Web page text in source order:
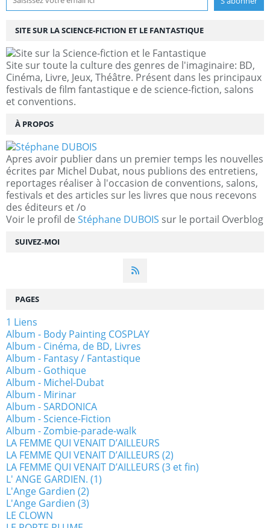
SUIVEZ-MOI
SITE SUR LA SCIENCE-FICTION ET LE FANTASTIQUE
Site sur toute la culture des genres de l'imaginaire: BD,
Cinéma, Livre, Jeux, Théâtre. Présent dans les principaux
festivals de film fantastique e de science-fiction, salons
et conventions.
À PROPOS
Apres avoir publier dans un premier temps les nouvelles
écrites par Michel Dubat, nous publions des entretiens,
reportages réaliser à l'occasion de conventions, salons,
festivals et des articles sur les livres que nous recevons
des éditeurs et /o
Voir le profil de Stéphane DUBOIS sur le portail Overblog
PAGES
1 Liens
Album - Body Painting COSPLAY
Album - Cinéma, de BD, Livres
Album - Fantasy / Fantastique
Album - Gothique
Album - Michel-Dubat
Album - Mirinar
Album - SARDONICA
Album - Science-Fiction
Album - Zombie-parade-walk
LA FEMME QUI VENAIT D’AILLEURS
LA FEMME QUI VENAIT D’AILLEURS (2)
LA FEMME QUI VENAIT D’AILLEURS (3 et fin)
L' ANGE GARDIEN. (1)
L'Ange Gardien (2)
L'Ange Gardien (3)
LE CLOWN